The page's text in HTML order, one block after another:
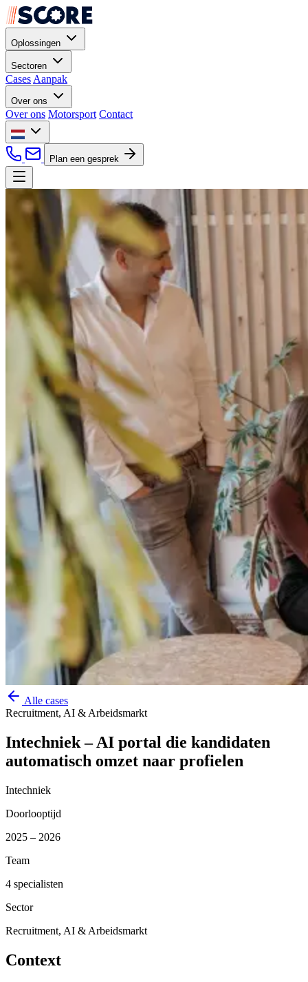
Oplossingen
Sectoren
Cases Aanpak
Over ons
Over ons Motorsport Contact
Plan een gesprek
Alle cases
Recruitment, AI & Arbeidsmarkt
Intechniek – AI portal die kandidaten
automatisch omzet naar profielen
Intechniek
Doorlooptijd
2025 – 2026
Team
4 specialisten
Sector
Recruitment, AI & Arbeidsmarkt
Context